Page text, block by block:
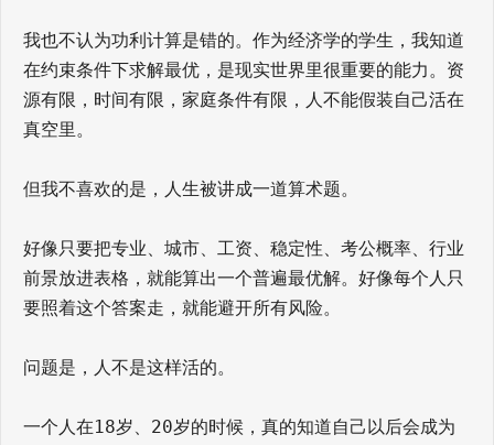
我也不认为功利计算是错的。作为经济学的学生，我知道
在约束条件下求解最优，是现实世界里很重要的能力。资
源有限，时间有限，家庭条件有限，人不能假装自己活在
真空里。
但我不喜欢的是，人生被讲成一道算术题。
好像只要把专业、城市、工资、稳定性、考公概率、行业
前景放进表格，就能算出一个普遍最优解。好像每个人只
要照着这个答案走，就能避开所有风险。
问题是，人不是这样活的。
一个人在18岁、20岁的时候，真的知道自己以后会成为